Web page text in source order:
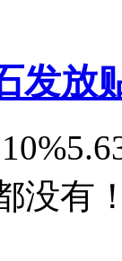
发放
没有